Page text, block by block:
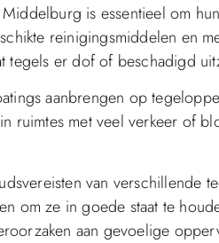
is essentieel om
reinigingsmiddelen en
tegels er dof of beschadigd
aanbrengen op
ruimtes met veel verkeer of
van verschillende
om ze in goede staat te
aan gevoelige